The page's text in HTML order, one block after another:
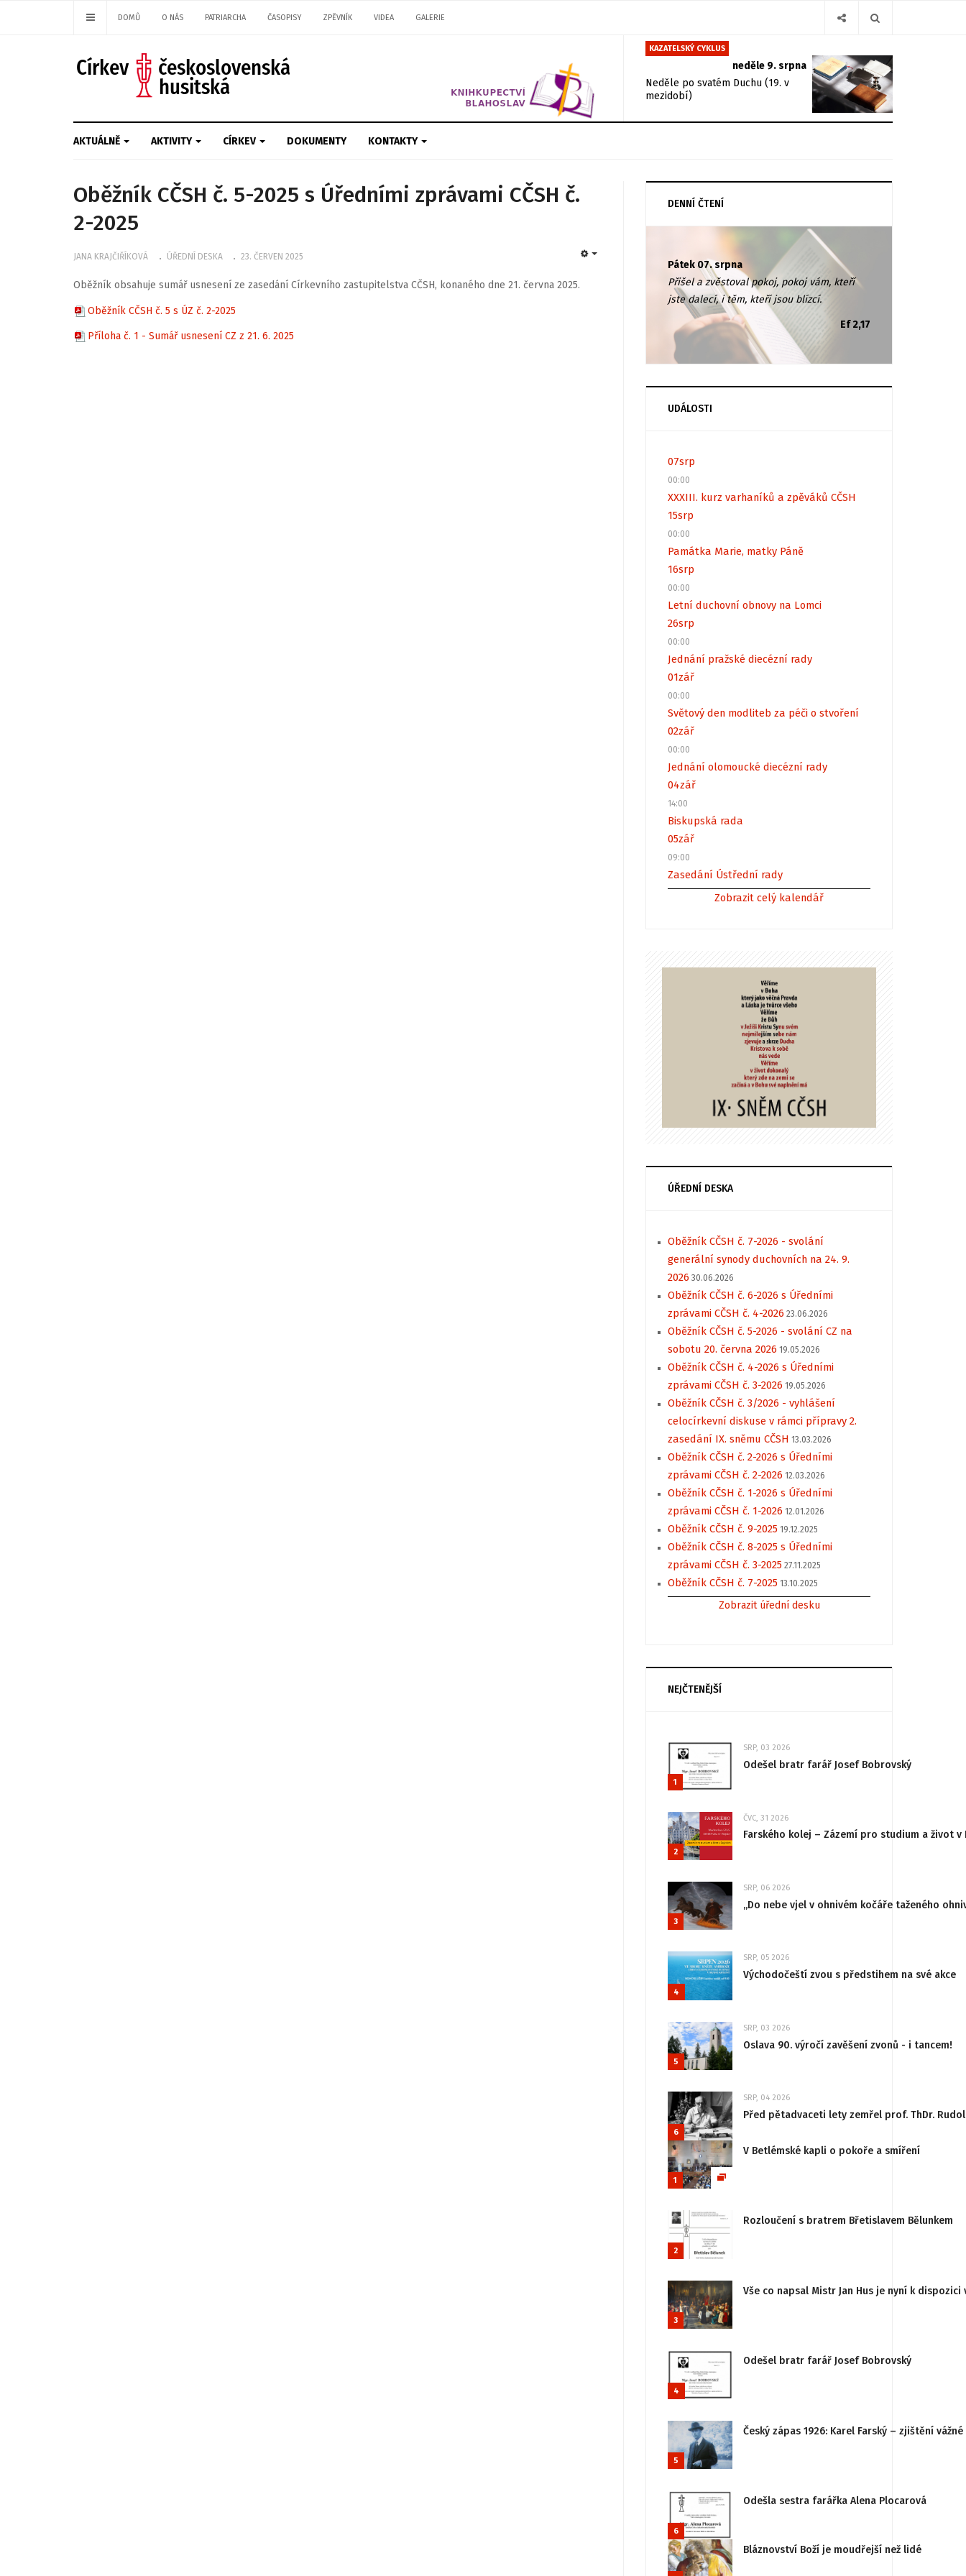
DOMŮ O NÁS PATRIARCHA ČASOPISY ZPĚVNÍK VIDEA GALERIE
KAZATELSKÝ CYKLUS
neděle 9. srpna
Neděle po svatém Duchu (19. v
mezidobí)
AKTUÁLNĚ AKTIVITY CÍRKEV DOKUMENTY KONTAKTY
Oběžník CČSH č. 5-2025 s Úředními zprávami CČSH č.
2-2025
JANA KRAJČIŘÍKOVÁ ÚŘEDNÍ DESKA 23. ČERVEN 2025
Oběžník obsahuje sumář usnesení ze zasedání Církevního zastupitelstva CČSH, konaného dne 21. června 2025.
Oběžník CČSH č. 5 s ÚZ č. 2-2025
Příloha č. 1 - Sumář usnesení CZ z 21. 6. 2025
DENNÍ ČTENÍ
Pátek 07. srpna
Přišel a zvěstoval pokoj, pokoj vám, kteří
jste dalecí, i těm, kteří jsou blízcí.
Ef 2,17
UDÁLOSTI
07srp
00:00
XXXIII. kurz varhaníků a zpěváků CČSH
15srp
00:00
Památka Marie, matky Páně
16srp
00:00
Letní duchovní obnovy na Lomci
26srp
00:00
Jednání pražské diecézní rady
01zář
00:00
Světový den modliteb za péči o stvoření
02zář
00:00
Jednání olomoucké diecézní rady
04zář
14:00
Biskupská rada
05zář
09:00
Zasedání Ústřední rady
Zobrazit celý kalendář
ÚŘEDNÍ DESKA
Oběžník CČSH č. 7-2026 - svolání
generální synody duchovních na 24. 9.
2026 30.06.2026
Oběžník CČSH č. 6-2026 s Úředními
zprávami CČSH č. 4-2026 23.06.2026
Oběžník CČSH č. 5-2026 - svolání CZ na
sobotu 20. června 2026 19.05.2026
Oběžník CČSH č. 4-2026 s Úředními
zprávami CČSH č. 3-2026 19.05.2026
Oběžník CČSH č. 3/2026 - vyhlášení
celocírkevní diskuse v rámci přípravy 2.
zasedání IX. sněmu CČSH 13.03.2026
Oběžník CČSH č. 2-2026 s Úředními
zprávami CČSH č. 2-2026 12.03.2026
Oběžník CČSH č. 1-2026 s Úředními
zprávami CČSH č. 1-2026 12.01.2026
Oběžník CČSH č. 9-2025 19.12.2025
Oběžník CČSH č. 8-2025 s Úředními
zprávami CČSH č. 3-2025 27.11.2025
Oběžník CČSH č. 7-2025 13.10.2025
Zobrazit úřední desku
NEJČTENĚJŠÍ
1
SRP, 03 2026
Odešel bratr farář Josef Bobrovský
2
ČVC, 31 2026
Farského kolej – Zázemí pro studium a život v
3
SRP, 06 2026
„Do nebe vjel v ohnivém kočáře taženého
4
SRP, 05 2026
Východočeští zvou s předstihem na své akce
5
SRP, 03 2026
Oslava 90. výročí zavěšení zvonů - i tancem!
6
SRP, 04 2026
Před pětadvaceti lety zemřel prof. ThDr.
1
V Betlémské kapli o pokoře a smíření
2
Rozloučení s bratrem Břetislavem Bělunkem
3
Vše co napsal Mistr Jan Hus je nyní k
4
Odešel bratr farář Josef Bobrovský
5
Český zápas 1926: Karel Farský – zjištění
6
Odešla sestra farářka Alena Plocarová
Bláznovství Boží je moudřejší než lidé